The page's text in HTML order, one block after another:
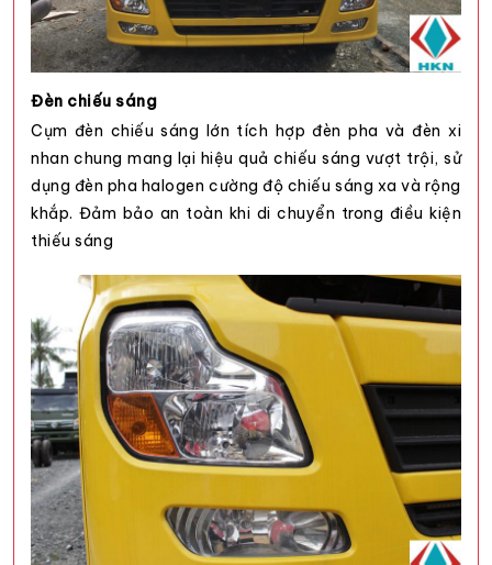
Đèn chiếu sáng
Cụm đèn chiếu sáng lớn tích hợp đèn pha và đèn xi
nhan chung mang lại hiệu quả chiếu sáng vượt trội, sử
dụng đèn pha halogen cường độ chiếu sáng xa và rộng
khắp. Đảm bảo an toàn khi di chuyển trong điều kiện
thiếu sáng